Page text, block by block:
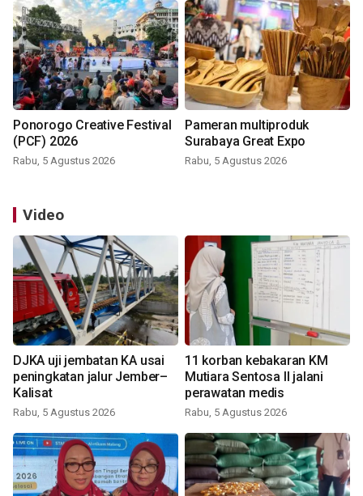
Ponorogo Creative Festival
(PCF) 2026
Rabu, 5 Agustus 2026
Pameran multiproduk
Surabaya Great Expo
Rabu, 5 Agustus 2026
Video
DJKA uji jembatan KA usai
peningkatan jalur Jember–
Kalisat
Rabu, 5 Agustus 2026
11 korban kebakaran KM
Mutiara Sentosa II jalani
perawatan medis
Rabu, 5 Agustus 2026